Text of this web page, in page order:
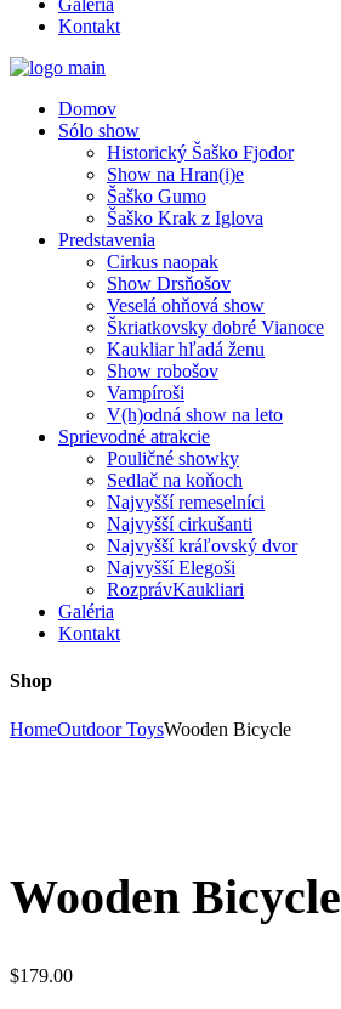
Galéria
Kontakt
Domov
Sólo show
Historický Šaško Fjodor
Show na Hran(i)e
Šaško Gumo
Šaško Krak z Iglova
Predstavenia
Cirkus naopak
Show Drsňošov
Veselá ohňová show
Škriatkovsky dobré Vianoce
Kaukliar hľadá ženu
Show robošov
Vampíroši
V(h)odná show na leto
Sprievodné atrakcie
Pouličné showky
Sedlač na koňoch
Najvyšší remeselníci
Najvyšší cirkušanti
Najvyšší kráľovský dvor
Najvyšší Elegoši
RozprávKaukliari
Galéria
Kontakt
Shop
HomeOutdoor ToysWooden Bicycle
Wooden Bicycle
$179.00